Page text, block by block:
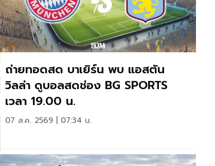
ถ่ายทอดสด บาเยิร์น พบ แอสตัน
วิลล่า ดูบอลสดช่อง BG SPORTS
เวลา 19.00 น.
07 ส.ค. 2569 | 07:34 น.